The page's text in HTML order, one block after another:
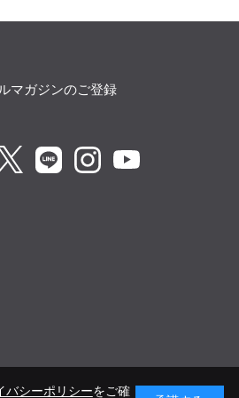
マガジンのご登録
バシーポリシーをご確